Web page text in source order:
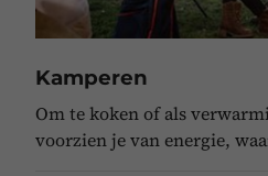
Kamperen
Om te koken of als
voorzien je van energie,